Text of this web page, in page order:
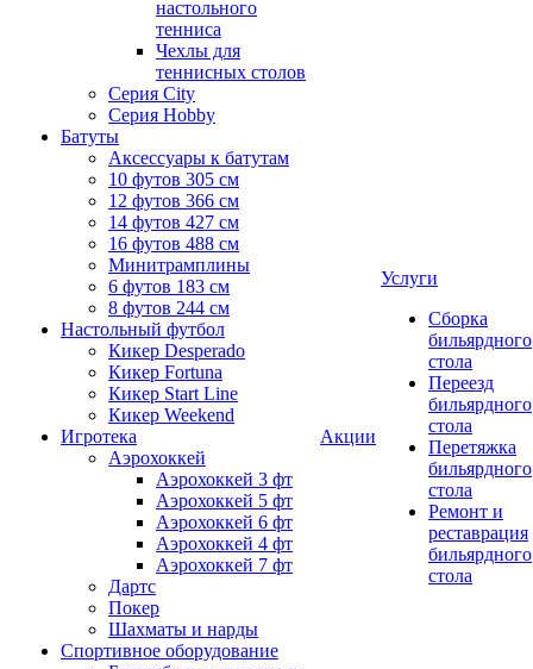
настольного
тенниса
Чехлы для
теннисных столов
Серия City
Серия Hobby
Батуты
Аксессуары к батутам
10 футов 305 см
12 футов 366 см
14 футов 427 см
16 футов 488 см
Минитрамплины
6 футов 183 см
8 футов 244 см
Настольный футбол
Кикер Desperado
Кикер Fortuna
Кикер Start Line
Кикер Weekend
Игротека
Аэрохоккей
Аэрохоккей 3 фт
Аэрохоккей 5 фт
Аэрохоккей 6 фт
Аэрохоккей 4 фт
Аэрохоккей 7 фт
Дартс
Покер
Шахматы и нарды
Спортивное оборудование
Акции
Услуги
Сборка
бильярдного
стола
Переезд
бильярдного
стола
Перетяжка
бильярдного
стола
Ремонт и
реставрация
бильярдного
стола